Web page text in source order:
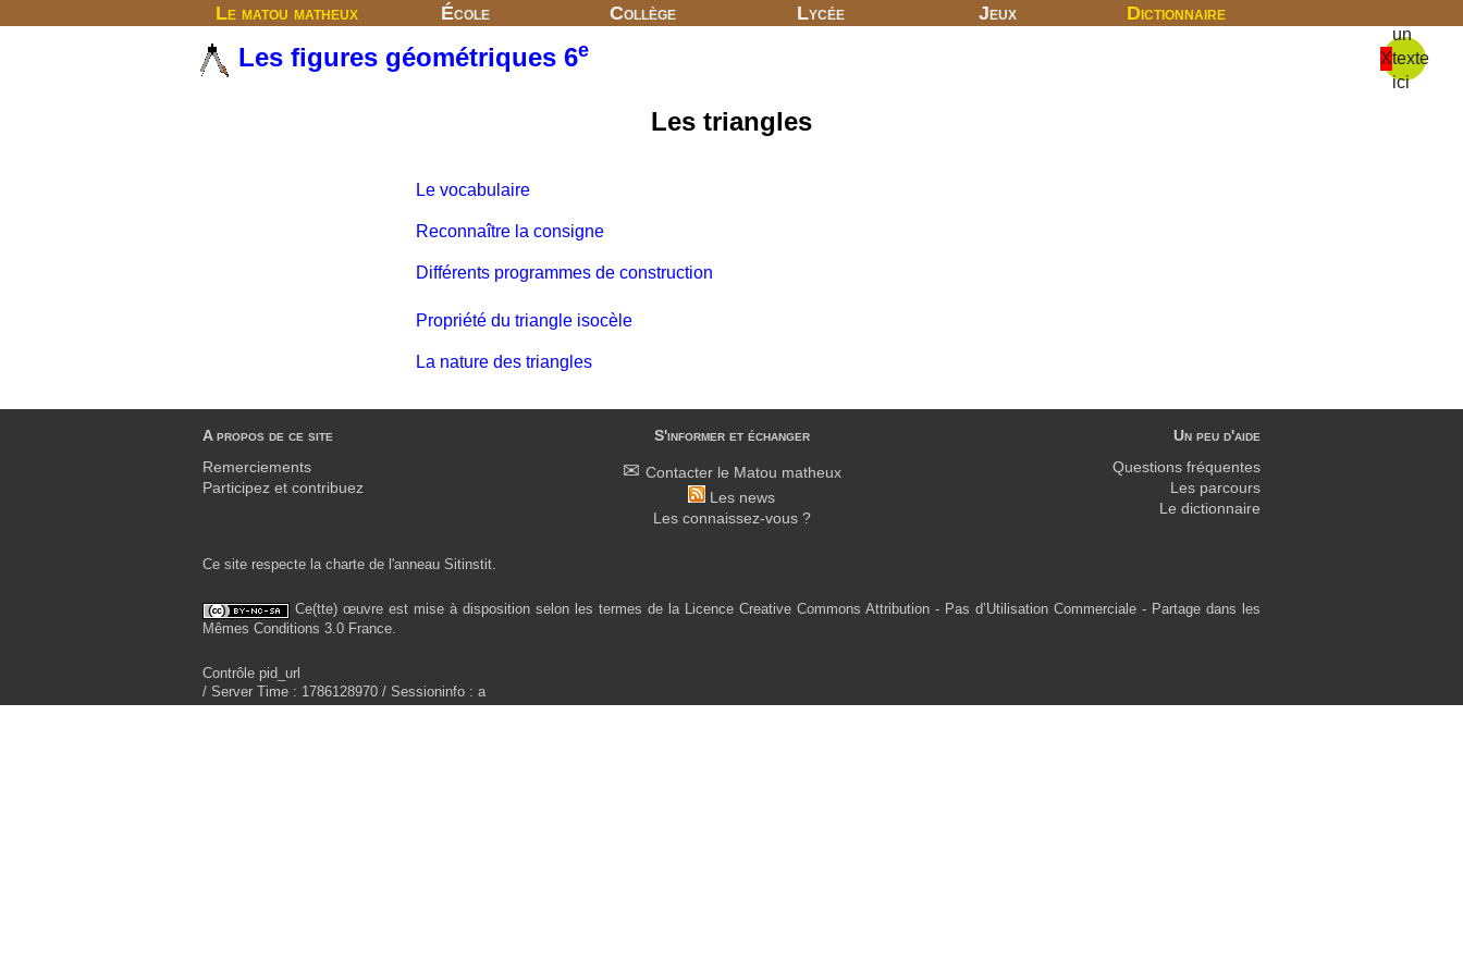
Le matou matheux École Collège Lycée Jeux Dictionnaire
X
un
texte
ici
Les figures géométriques 6e
Les triangles
Le vocabulaire
Reconnaître la consigne
Différents programmes de construction
Propriété du triangle isocèle
La nature des triangles
A propos de ce site
Remerciements
Participez et contribuez
S'informer et échanger
Contacter le Matou matheux
Les news
Les connaissez-vous ?
Un peu d'aide
Questions fréquentes
Les parcours
Le dictionnaire
Ce site respecte la charte de l'anneau Sitinstit.
Ce(tte) œuvre est mise à disposition selon les termes de la Licence Creative Commons Attribution - Pas d’Utilisation Commerciale - Partage dans les
Mêmes Conditions 3.0 France.
Contrôle pid_url
/ Server Time : 1786128970 / Sessioninfo : a